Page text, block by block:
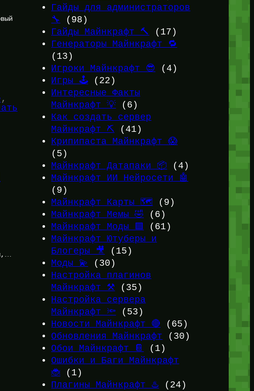
Гайды для администраторов
🔧
(98)
Гайды Майнкрафт 🔨
(17)
Генераторы Майнкрафт 🔁
(13)
Игроки Майнкрафт 😎 (4)
Игры 🕹️ (22)
Интересные Факты
Майнкрафт 💡 (6)
Как создать сервер
Майнкрафт ⛏️ (41)
Крипипаста Майнкрафт 😱
(5)
Майнкрафт Датапаки 📦 (4)
Майнкрафт ИИ Нейросети 🤖
(9)
Майнкрафт Карты 🗺️ (9)
Майнкрафт Мемы 🤣 (6)
Майнкрафт Моды 🟩
(61)
Майнкрафт Ютуберы и
Блогеры 🎥
(15)
Моды 💫
(30)
Настройка плагинов
Майнкрафт ⚒️ (35)
Настройка сервера
Майнкрафт 🔦 (53)
Новости Майнкрафт 🔴 (65)
Обновления Майнкрафт (30)
Обои Майнкрафт 📔
(1)
Ошибки и Баги Майнкрафт
🐞 (1)
Плагины Майнкрафт ♨️ (24)